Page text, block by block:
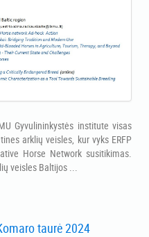
Gyvulininkystės institute visas
arklių veisles, kur vyks ERFP
Horse Network susitikimas.
veisles Baltijos ...
taurė 2024